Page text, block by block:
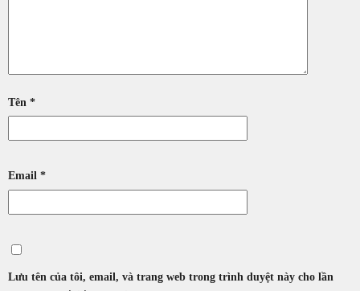
Tên *
Email *
Lưu tên của tôi, email, và trang web trong trình duyệt này cho lần